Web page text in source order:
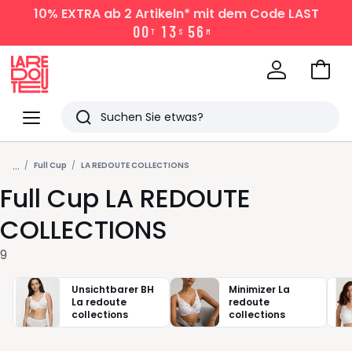
10% EXTRAab 2 Artikeln* mit dem Code LAST
00 T 1 3 S 56 M
Menü
Redoute
Suchen
Zuletzt
angesehen
Artikel
Zum
... Full Cup LA REDOUTE COLLECTIONS
Full Cup LA REDOUTE
COLLECTIONS
9
Unsichtbarer BH
La redoute
collections
Minimizer La
redoute
collections